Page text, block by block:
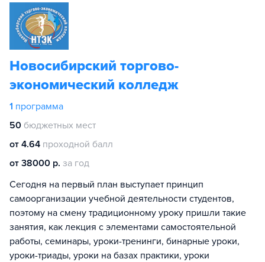
Новосибирский торгово-
экономический колледж
1 программа
50 бюджетных мест
от 4.64 проходной балл
от 38000 р. за год
Сегодня на первый план выступает принцип
самоорганизации учебной деятельности студентов,
поэтому на смену традиционному уроку пришли такие
занятия, как лекция с элементами самостоятельной
работы, семинары, уроки-тренинги, бинарные уроки,
уроки-триады, уроки на базах практики, уроки